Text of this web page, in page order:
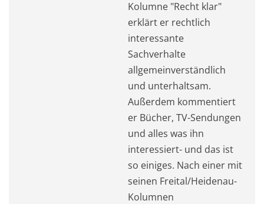
Kolumne "Recht klar"
erklärt er rechtlich
interessante
Sachverhalte
allgemeinverständlich
und unterhaltsam.
Außerdem kommentiert
er Bücher, TV-Sendungen
und alles was ihn
interessiert- und das ist
so einiges. Nach einer mit
seinen Freital/Heidenau-
Kolumnen